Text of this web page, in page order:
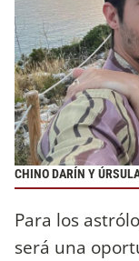
CHINO DARÍN Y
Para los
será una